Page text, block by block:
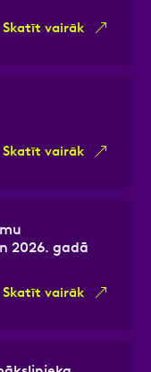
Skatīt vairāk
Skatīt vairāk
2026. gadā
Skatīt vairāk